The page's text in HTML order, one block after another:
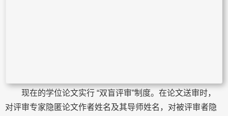
现在的学位论文实行 “双盲评审”制度。在论文送审时，
对评审专家隐匿论文作者姓名及其导师姓名，对被评审者隐